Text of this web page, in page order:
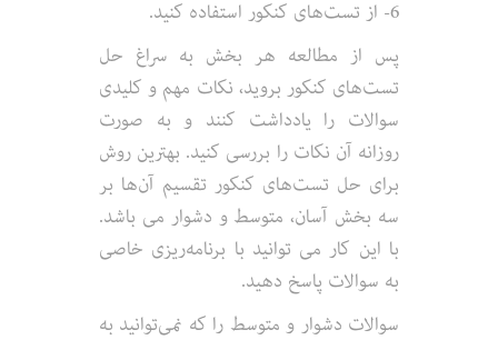
6- از تست‌های کنکور استفاده کنید.
پس از مطالعه هر بخش به سراغ حل
تست‌های کنکور بروید، نکات مهم و کلیدی
سوالات را یادداشت کنند و به صورت
روزانه آن نکات را بررسی کنید. بهترین روش
برای حل تست‌های کنکور تقسیم آن‌ها بر
سه بخش آسان، متوسط و دشوار می باشد.
با این کار می توانید با برنامه‌ریزی خاصی
به سوالات پاسخ دهید.
سوالات دشوار و متوسط را که نمی‌توانید به